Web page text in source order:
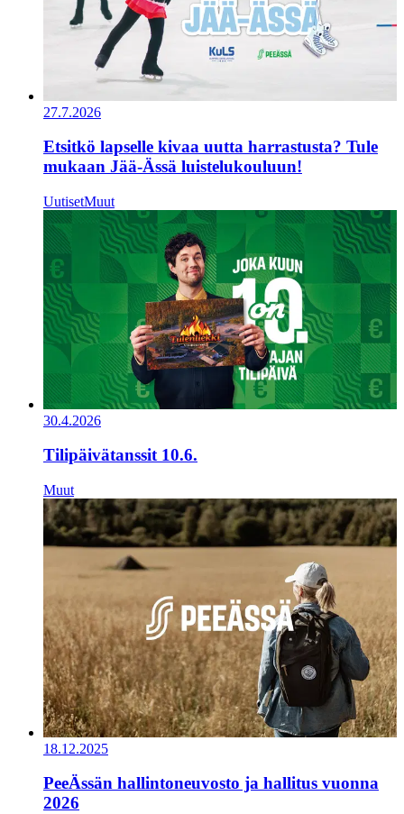
27.7.2026
Etsitkö lapselle kivaa uutta harrastusta? Tule
mukaan Jää-Ässä luistelukouluun!
UutisetMuut
30.4.2026
Tilipäivätanssit 10.6.
Muut
18.12.2025
PeeÄssän hallintoneuvosto ja hallitus vuonna
2026